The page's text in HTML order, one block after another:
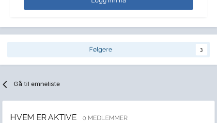
Følgere 3
Gå til emneliste
HVEM ER AKTIVE 0 MEDLEMMER